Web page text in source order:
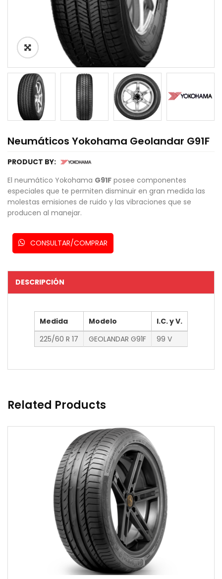
Neumáticos Yokohama Geolandar G91F
PRODUCT BY:
El neumático Yokohama G91F posee componentes
especiales que te permiten disminuir en gran medida las
molestas emisiones de ruido y las vibraciones que se
producen al manejar.
CONSULTAR/COMPRAR
DESCRIPCIÓN
Medida Modelo
I.C. y V.
225/60 R 17
GEOLANDAR G91F 99 V
Related Products